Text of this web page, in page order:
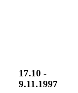
17.10 -
9.11.1997